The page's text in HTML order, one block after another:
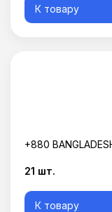
К товару
+880
21 шт.
К товару